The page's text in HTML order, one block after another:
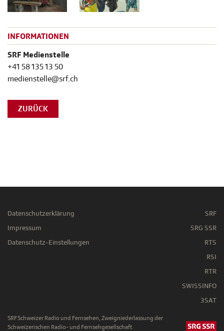
INFORMATIONEN
SRF Medienstelle
+41 58 135 13 50
medienstelle@srf.ch
ZURÜCK
Datenschutzerklärung
Impressum
Datenschutz-Einstellungen
SRF
SRG SSR
RTS
RSI
RTR
SWISSINFO
3SAT
SRF Schweizer Radio und Fernsehen, Zweigniederlassung der
Schweizerischen Radio- und Fernsehgesellschaft